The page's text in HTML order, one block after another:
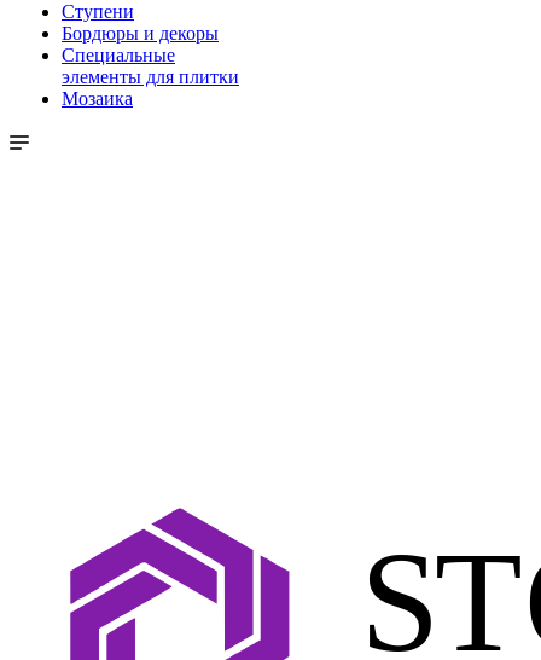
Ступени
Бордюры и декоры
Специальные
элементы для плитки
Мозаика